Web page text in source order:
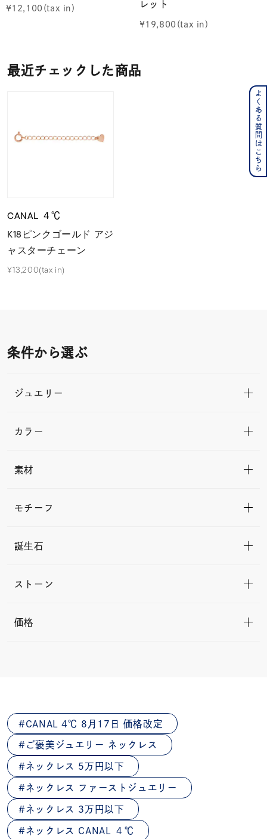
¥12,100 レット
¥19,800
最近チェックした商品
CANAL ４℃
K18ピンクゴールド アジ
ャスターチェーン
¥13,200(tax in)
条件から選ぶ
ジュエリー
カラー
素材
モチーフ
誕生石
ストーン
価格
CANAL 4℃ 8月17日 価格改定
ご褒美ジュエリー ネックレス
ネックレス 5万円以下
ネックレス ファーストジュエリー
ネックレス 3万円以下
ネックレス CANAL ４℃
よくある質問はこちら